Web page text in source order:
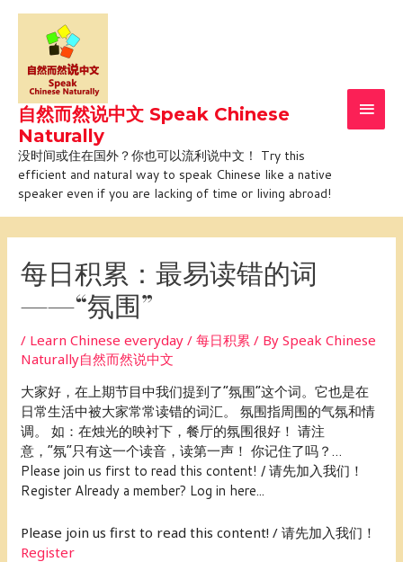
Skip
content
自然而然说中文 Speak Chinese
Naturally
没时间或住在国外？你也可以流利说中文！ Try this
efficient and natural way to speak Chinese like a native
speaker even if you are lacking of time or living abroad!
每日积累：最易读错的词
——“氛围”
/ Learn Chinese everyday / 每日积累 / BySpeak Chinese
Naturally自然而然说中文
大家好，在上期节目中我们提到了“氛围”这个词。它也是在
日常生活中被大家常常读错的词汇。 氛围指周围的气氛和情
调。 如：在烛光的映衬下，餐厅的氛围很好！ 请注
意，“氛”只有这一个读音，读第一声！ 你记住了吗？…
Please join us first to read this content! / 请先加入我们！
Register Already a member? Log in here...
Please join us first to read this content! / 请先加入我们！
Register